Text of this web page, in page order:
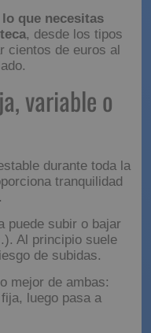
que necesitas
, desde los tipos
cientos de euros al
fija,
durante toda la
tranquilidad
puede subir o bajar
Al principio suele
de subidas.
mejor de ambas:
luego pasa a